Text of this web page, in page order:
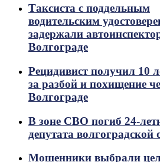
Таксиста с поддельным
водительским
задержали
Волгограде
Рецидивист получил 10
за разбой и похищение
Волгограде
В зоне СВО погиб 24-
депутата
Мошенники выбрали